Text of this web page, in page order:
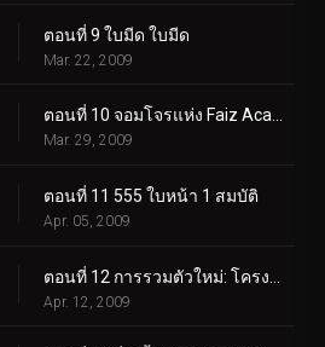
ตอนที่ 9 ใบมีด ใบมีด
Mar. 22, 2009
Mar. 29, 2009
ตอนที่ 11 555 ใบหน้า 1 สมบัติ
Apr. 05, 2009
Apr. 12, 2009